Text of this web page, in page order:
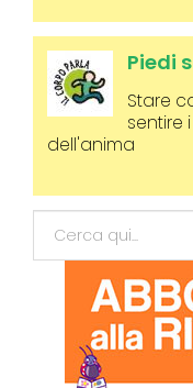
Piedi
Stare
sentire
dell'anima
Form di